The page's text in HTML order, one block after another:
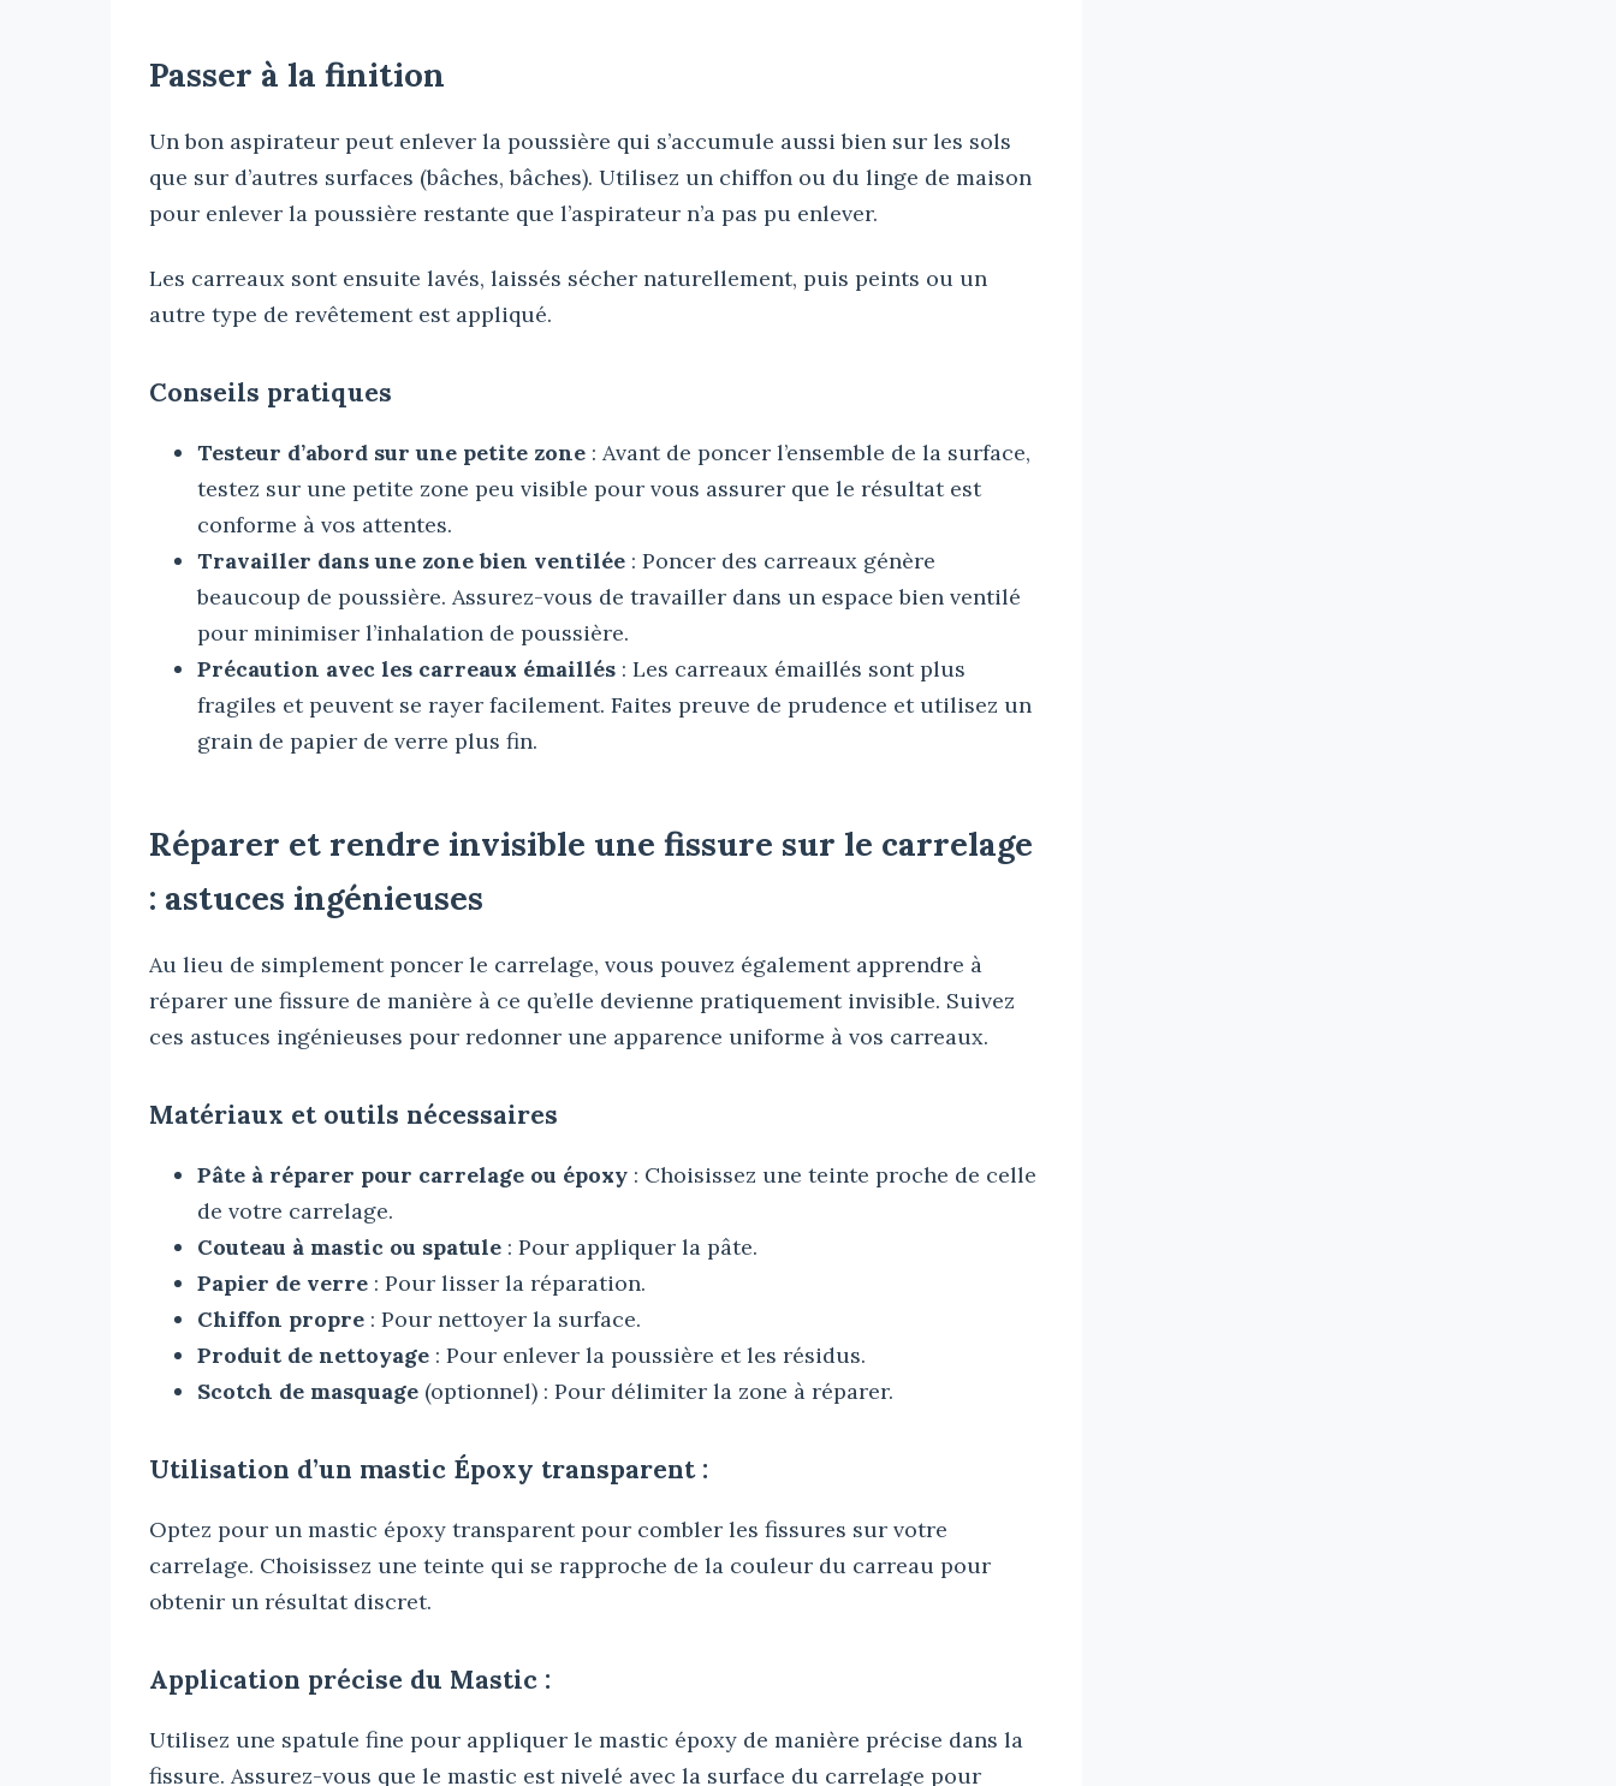
Passer à la finition
Un bon aspirateur peut enlever la poussière qui s’accumule aussi bien sur les sols
que sur d’autres surfaces (bâches, bâches). Utilisez un chiffon ou du linge de maison
pour enlever la poussière restante que l’aspirateur n’a pas pu enlever.
Les carreaux sont ensuite lavés, laissés sécher naturellement, puis peints ou un
autre type de revêtement est appliqué.
Conseils pratiques
Testeur d’abord sur une petite zone : Avant de poncer l’ensemble de la surface,
testez sur une petite zone peu visible pour vous assurer que le résultat est
conforme à vos attentes.
Travailler dans une zone bien ventilée : Poncer des carreaux génère
beaucoup de poussière. Assurez-vous de travailler dans un espace bien ventilé
pour minimiser l’inhalation de poussière.
Précaution avec les carreaux émaillés : Les carreaux émaillés sont plus
fragiles et peuvent se rayer facilement. Faites preuve de prudence et utilisez un
grain de papier de verre plus fin.
Réparer et rendre invisible une fissure sur le carrelage
: astuces ingénieuses
Au lieu de simplement poncer le carrelage, vous pouvez également apprendre à
réparer une fissure de manière à ce qu’elle devienne pratiquement invisible. Suivez
ces astuces ingénieuses pour redonner une apparence uniforme à vos carreaux.
Matériaux et outils nécessaires
Pâte à réparer pour carrelage ou époxy : Choisissez une teinte proche de celle
de votre carrelage.
Couteau à mastic ou spatule : Pour appliquer la pâte.
Papier de verre : Pour lisser la réparation.
Chiffon propre : Pour nettoyer la surface.
Produit de nettoyage : Pour enlever la poussière et les résidus.
Scotch de masquage (optionnel) : Pour délimiter la zone à réparer.
Utilisation d’un mastic Époxy transparent :
Optez pour un mastic époxy transparent pour combler les fissures sur votre
carrelage. Choisissez une teinte qui se rapproche de la couleur du carreau pour
obtenir un résultat discret.
Application précise du Mastic :
Utilisez une spatule fine pour appliquer le mastic époxy de manière précise dans la
fissure. Assurez-vous que le mastic est nivelé avec la surface du carrelage pour